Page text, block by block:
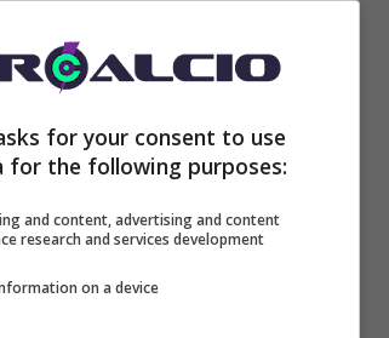
sono aumentare
gare saranno decisive per
punti,
for your consent to use
for the following purposes:
and content, advertising and content
research and services development
on a device